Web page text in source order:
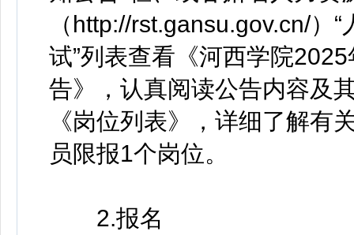
（http://rst.gansu.gov.cn/）
试”列表查看《河西学院
告》，认真阅读公告内容及
《岗位列表》，详细了解有
员限报1个岗位。
2.报名